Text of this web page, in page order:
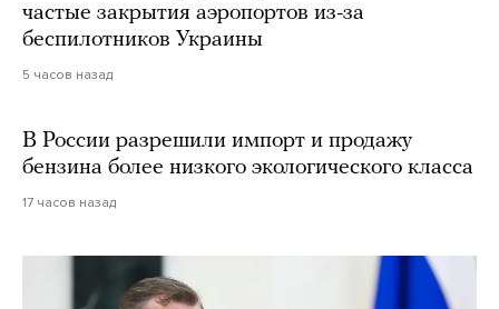
частые закрытия аэропортов из-за
беспилотников Украины
5 часов назад
В России разрешили импорт и продажу
бензина более низкого экологического класса
17 часов назад